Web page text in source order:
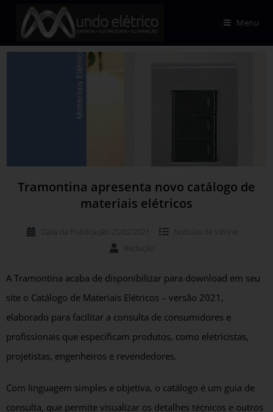
Menu
Tramontina apresenta novo catálogo de
materiais elétricos
Data da Publicação 25/02/2021 Notícias de
Vitrine
Redação
A Tramontina acaba de disponibilizar para download em seu
site o Catálogo de Materiais Elétricos – versão 2021,
elaborado para facilitar a consulta de consumidores e
profissionais que especificam produtos, como eletricistas,
projetistas, engenheiros e revendedores.
Com linguagem simples e objetiva, o catálogo é um guia de
consulta, que permite visualizar os detalhes técnicos e outros